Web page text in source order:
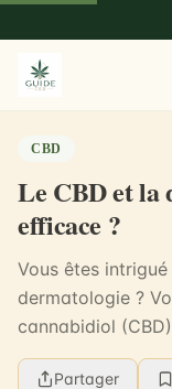
CBD
Le CBD et la
efficace ?
Vous êtes
dermatologie ?
cannabidiol
avec une
Partager